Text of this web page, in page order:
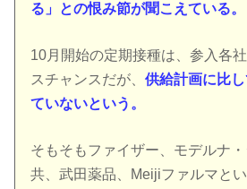
る」との恨み節が聞こえている
10月開始の定期接種は、参入各
スチャンスだが、供給計画に比
ていないという。
そもそもファイザー、モデルナ
共、武田薬品、Meijiファルマと